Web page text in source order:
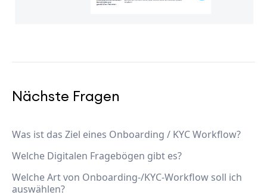
Nächste Fragen
Was ist das Ziel eines Onboarding / KYC Workflow?
Welche Digitalen Fragebögen gibt es?
Welche Art von Onboarding-/KYC-Workflow soll ich
auswählen?